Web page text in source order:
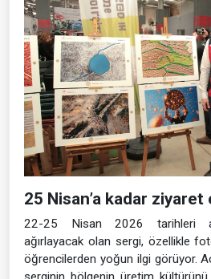
25 Nisan’a kadar
22-25 Nisan 2026 tarihleri
ağırlayacak olan sergi, özellikle
öğrencilerden yoğun ilgi görüyor.